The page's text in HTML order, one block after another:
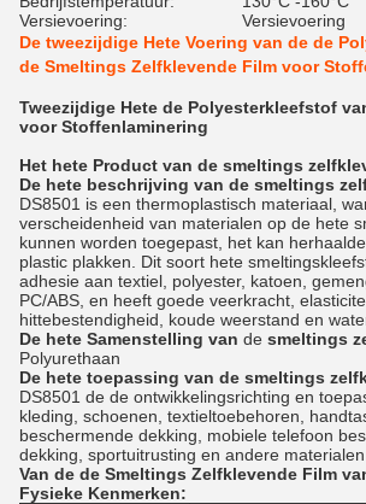
Versievoering:
Versievoering
De tweezijdige Hete Voering van de de
de Smeltings Zelfklevende Film voor
Tweezijdige Hete de Polyesterkleefstof
voor Stoffenlaminering
Het hete Product van de smeltings
De hete beschrijving van de smeltings
DS8501 is een thermoplastisch materiaal,
verscheidenheid van materialen op de hete
kunnen worden toegepast, het kan
plastic plakken. Dit soort hete
adhesie aan textiel, polyester, katoen,
PC/ABS, en heeft goede veerkracht,
hittebestendigheid, koude weerstand en
De hete Samenstelling van de smeltings
Polyurethaan
De hete toepassing van de smeltings
DS8501 de de ontwikkelingsrichting en
kleding, schoenen, textieltoebehoren,
beschermende dekking, mobiele telefoon
dekking, sportuitrusting en andere materialen
Van de de Smeltings Zelfklevende Film
Fysieke Kenmerken: